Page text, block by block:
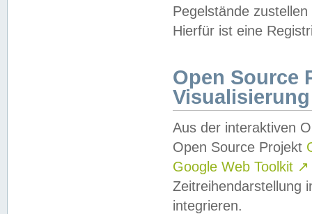
Pegelstände
Hierfür ist eine
Open Source
Visualisierung
Aus der interaktiven
Open Source Projekt
Google Web Toolkit ↗
Zeitreihendarstellung
integrieren.